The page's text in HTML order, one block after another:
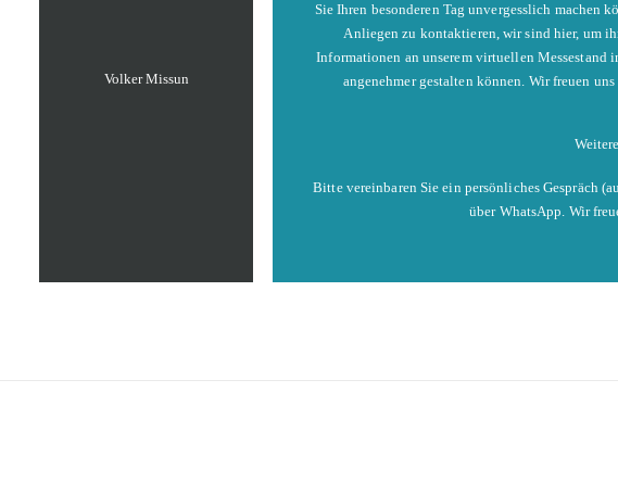
Volker Missun
Sie Ihren besonderen Tag unvergesslich machen
Anliegen zu kontaktieren, wir sind hier, um
Informationen an unserem virtuellen
angenehmer gestalten können. Wir freuen
Bitte vereinbaren Sie ein persönliches Gespräch
über WhatsApp. Wir